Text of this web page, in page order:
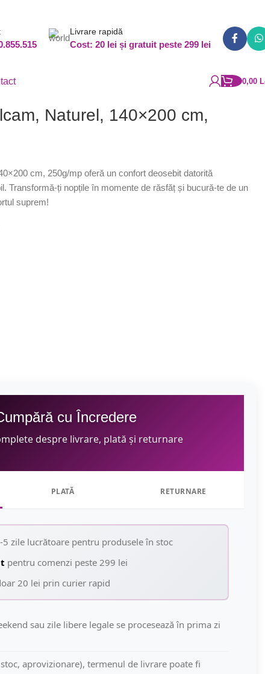
Livrare rapidă
Cost: 20 lei și gratuit peste 299 lei
0,00
Naturel, 140×200 cm,
cm, 250g/mp oferă un confort deosebit datorită
Transformă-ți nopțile în momente de răsfăț și bucură-te de un
suprem!
cu Încredere
despre livrare, plată și returnare
PLATĂ RETURNARE
zile lucrătoare pentru produsele în stoc
pentru comenzi peste 299 lei
20 lei prin curier rapid
sau zile libere legale se procesează în prima zi
aprovizionare), termenul de livrare poate fi